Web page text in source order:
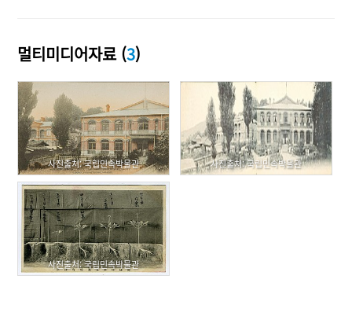
멀티미디어자료 (3)
사진출처: 국립민속박물관 사진출처: 국립민속박물관
사진출처: 국립민속박물관